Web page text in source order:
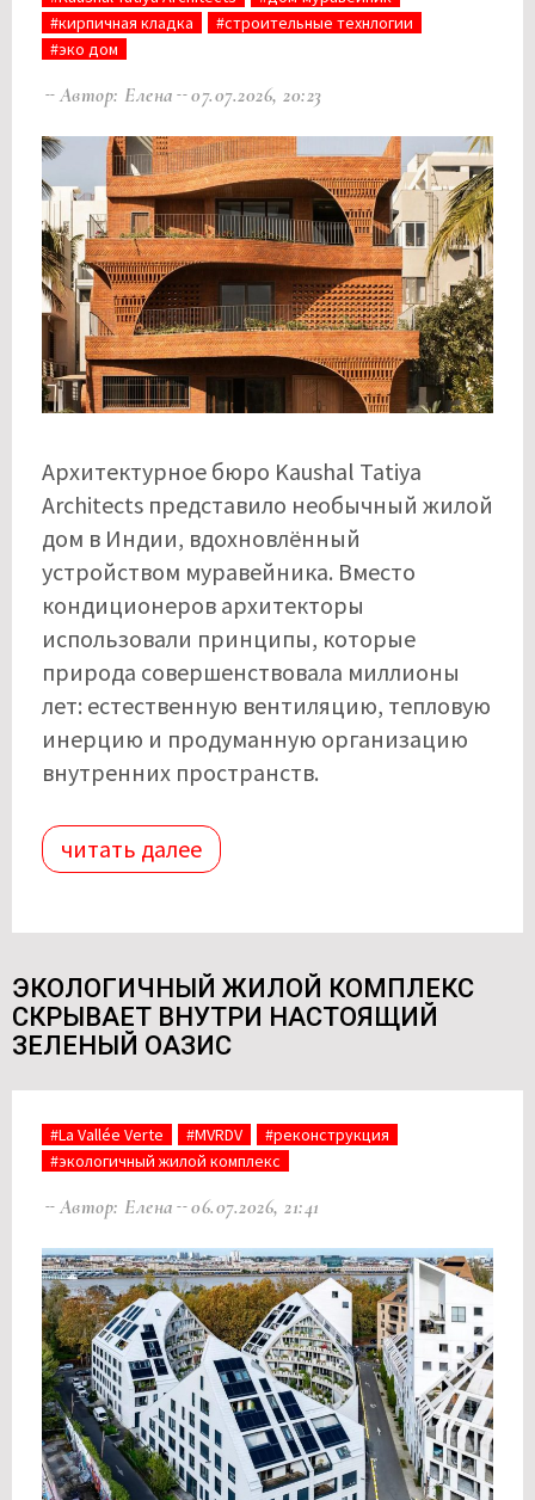
#кирпичная кладка
#строительные технлогии
#эко дом
Автор: Елена 07.07.2026, 20:23
Архитектурное бюро Kaushal Tatiya
Architects представило необычный жилой
дом в Индии, вдохновлённый
устройством муравейника. Вместо
кондиционеров архитекторы
использовали принципы, которые
природа совершенствовала миллионы
лет: естественную вентиляцию, тепловую
инерцию и продуманную организацию
внутренних пространств.
читать далее
ЭКОЛОГИЧНЫЙ ЖИЛОЙ КОМПЛЕКС
СКРЫВАЕТ ВНУТРИ НАСТОЯЩИЙ
ЗЕЛЕНЫЙ ОАЗИС
#La Vallée Verte #MVRDV
#реконструкция
#экологичный жилой комплекс
Автор: Елена 06.07.2026, 21:41